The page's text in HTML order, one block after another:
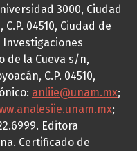
3000, Ciudad
04510, Ciudad de
de la Cueva s/n,
C.P. 04510,
anliie@unam.mx;
;
Editora
Certificado de